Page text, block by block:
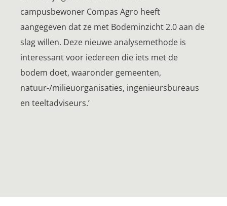
campusbewoner Compas Agro heeft
aangegeven dat ze met Bodeminzicht 2.0 aan de
slag willen. Deze nieuwe analysemethode is
interessant voor iedereen die iets met de
bodem doet, waaronder gemeenten,
natuur-/milieuorganisaties, ingenieursbureaus
en teeltadviseurs.’